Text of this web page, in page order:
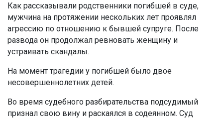
Как рассказывали родственники погибшей в суде,
мужчина на протяжении нескольких лет проявлял
агрессию по отношению к бывшей супруге. После
развода он продолжал ревновать женщину и
устраивать скандалы.
На момент трагедии у погибшей было двое
несовершеннолетних детей.
Во время судебного разбирательства подсудимый
признал свою вину и раскаялся в содеянном. Суд